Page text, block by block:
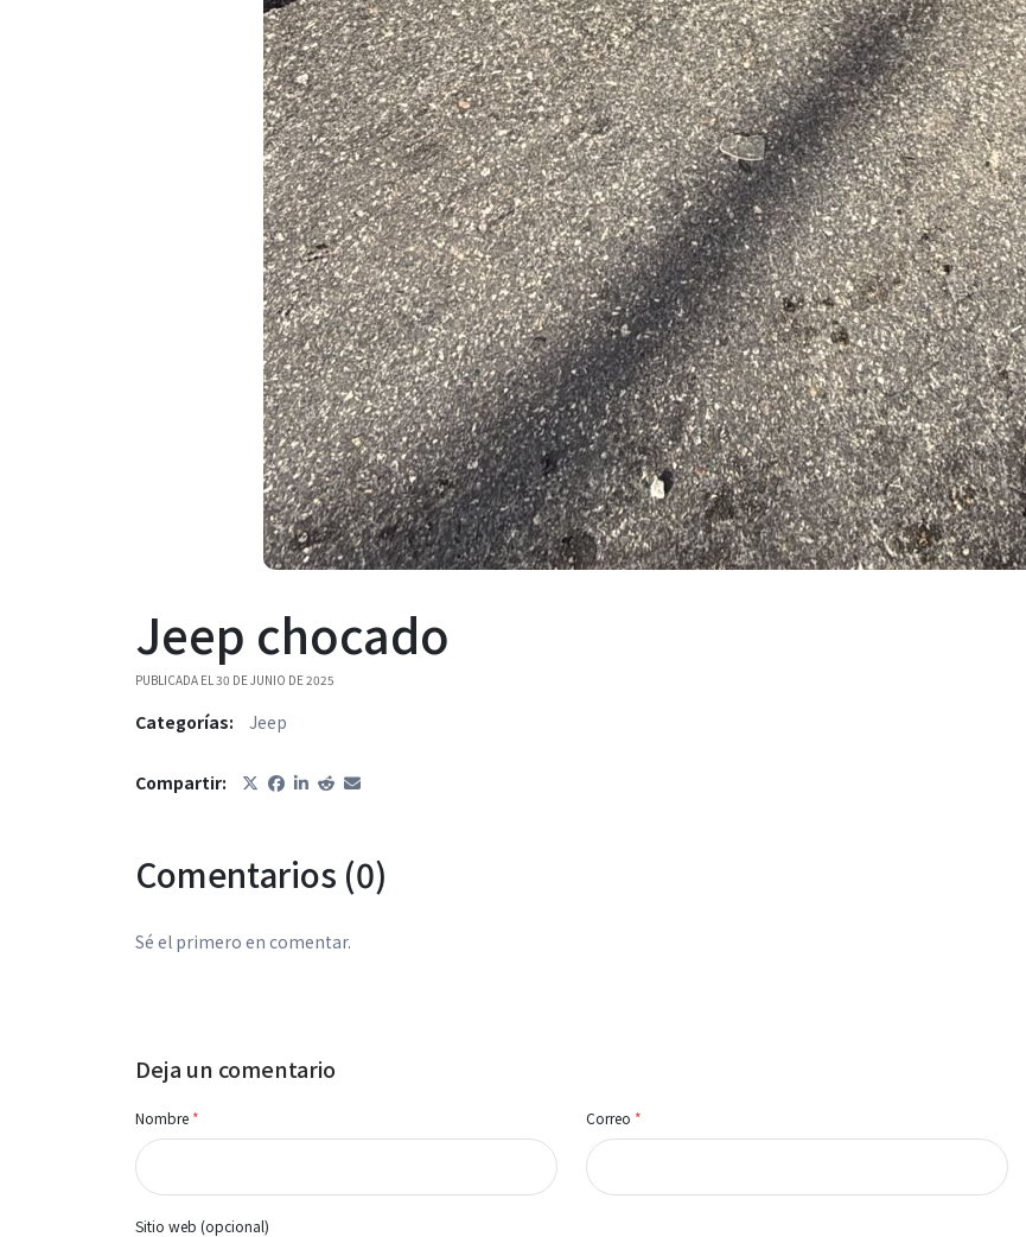
Jeep chocado
PUBLICADA EL 30 DE JUNIO DE 2025
Categorías: Jeep
Compartir:
Comentarios (0)
Sé el primero en comentar.
Deja un comentario
Nombre * Correo *
Sitio web (opcional)